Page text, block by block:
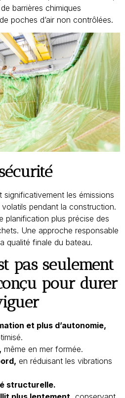
barrières chimiques
poches d’air non contrôlées.
significativement les émissions
pendant la construction.
planification plus précise des
Une approche responsable
qualité finale du bateau.
pas seulement
pour durer
et plus d’autonomie,
même en mer formée.
en réduisant les vibrations
structurelle.